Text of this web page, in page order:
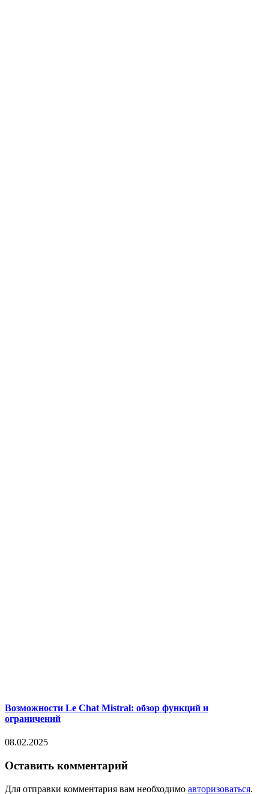
Возможности Le Chat Mistral: обзор функций и
ограничений
08.02.2025
Оставить комментарий
Для отправки комментария вам необходимо авторизоваться.